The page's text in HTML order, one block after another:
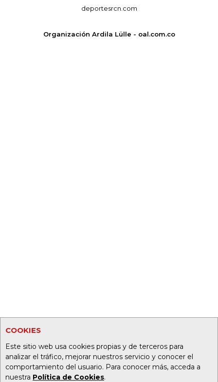
COOKIES
Este sitio web usa cookies propias y de terceros para
analizar el tráfico, mejorar nuestros servicio y conocer el
comportamiento del usuario. Para conocer más, acceda a
nuestra Política de Cookies.
deportesrcn.com
Organización Ardila Lülle - oal.com.co